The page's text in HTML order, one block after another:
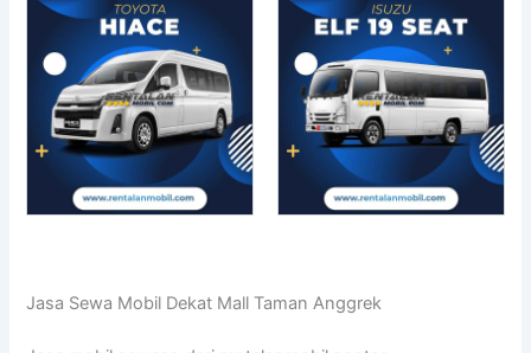
Jasa Sewa Mobil Dekat Mall Taman Anggrek